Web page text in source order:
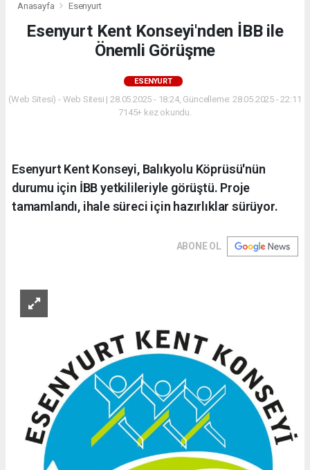
Anasayfa Esenyurt
Esenyurt Kent Konseyi'nden İBB ile
Önemli Görüşme
ESENYURT
(Web Sitesi) - Web Sitesi | 28.05.2025 - 18:24, Güncelleme: 28.05.2025 - 22:11
7145+ kez okundu.
Esenyurt Kent Konseyi, Balıkyolu Köprüsü'nün
durumu için İBB yetkilileriyle görüştü. Proje
tamamlandı, ihale süreci için hazırlıklar sürüyor.
ABONE OL